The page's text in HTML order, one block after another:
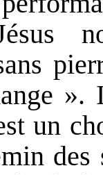
».
un